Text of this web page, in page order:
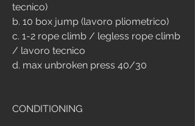
tecnico)
b. 10 box jump (lavoro pliometrico)
c. 1-2 rope climb / legless rope climb
/ lavoro tecnico
d. max unbroken press 40/30
CONDITIONING